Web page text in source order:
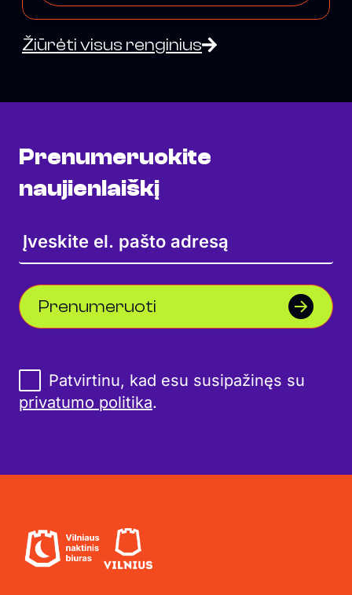
Žiūrėti visus renginius
Prenumeruokite
naujienlaiškį
Prenumeruoti
Patvirtinu, kad esu susipažinęs su
privatumo politika.